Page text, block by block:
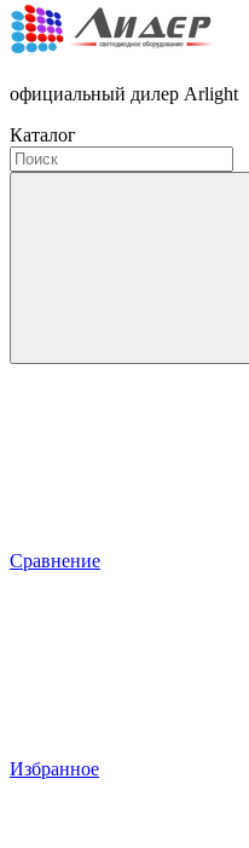
официальный дилер Arlight
Каталог
Сравнение
Избранное